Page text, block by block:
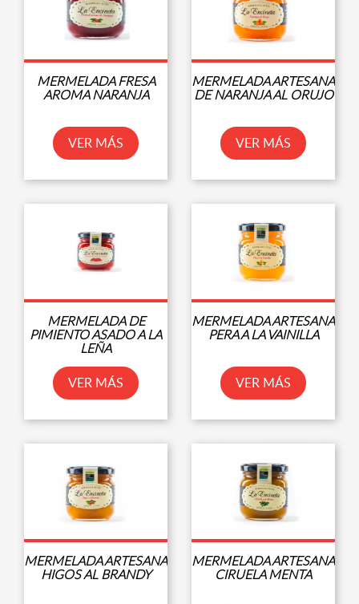
MERMELADA FRESA
AROMA NARANJA
VER MÁS
MERMELADA ARTESANA
DE NARANJA AL ORUJO
VER MÁS
MERMELADA DE
PIMIENTO ASADO A LA
LEÑA
VER MÁS
MERMELADA ARTESANA
PERA A LA VAINILLA
VER MÁS
MERMELADA ARTESANA
HIGOS AL BRANDY
MERMELADA ARTESANA
CIRUELA MENTA